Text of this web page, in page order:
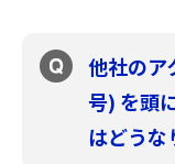
他社のア
号) を頭
はどうな